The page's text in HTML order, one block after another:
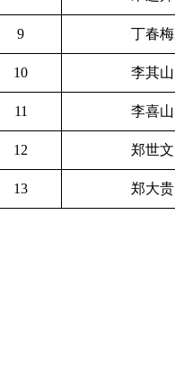
9 丁春梅
10 李其山
11 李喜山
12 郑世文
13 郑大贵